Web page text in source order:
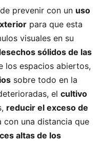
prevenir con un uso
para que esta
visuales en su
sólidos de las
los espacios abiertos,
sobre todo en la
el cultivo
reducir el exceso de
con una distancia que
altas de los